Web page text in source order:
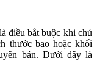
điều bắt buộc khi chủ
thước bao hoặc khối
bản. Dưới đây là